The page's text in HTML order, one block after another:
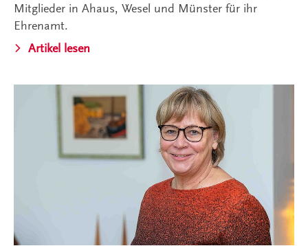
Mitglieder in Ahaus, Wesel und Münster für ihr
Ehrenamt.
Artikel lesen